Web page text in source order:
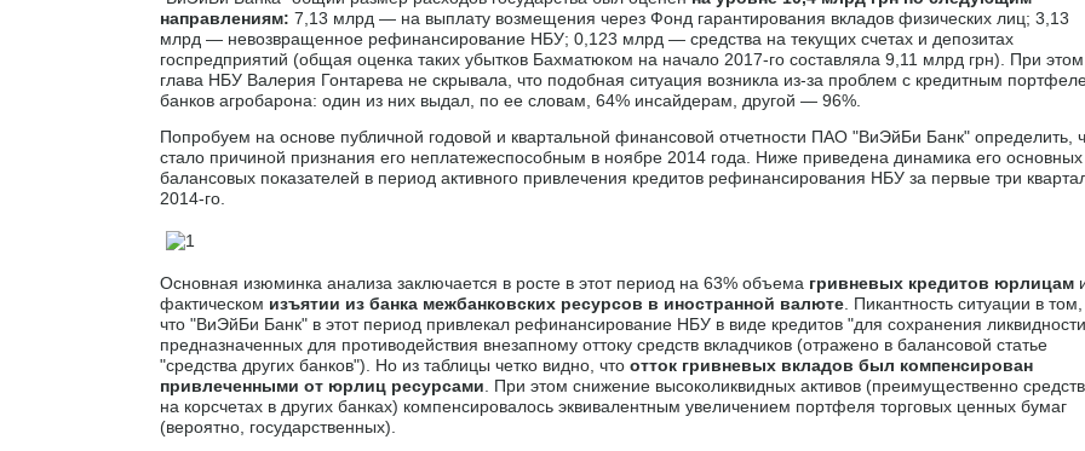
направлениям: 7,13 млрд — на выплату возмещения через Фонд гарантирования вкладов физических лиц; 3,13
млрд — невозвращенное рефинансирование НБУ; 0,123 млрд — средства на текущих счетах и депозитах
госпредприятий (общая оценка таких убытков Бахматюком на начало 2017-го составляла 9,11 млрд грн). При этом
глава НБУ Валерия Гонтарева не скрывала, что подобная ситуация возникла из-за проблем с кредитным
банков агробарона: один из них выдал, по ее словам, 64% инсайдерам, другой — 96%.
Попробуем на основе публичной годовой и квартальной финансовой отчетности ПАО "ВиЭйБи Банк" определить,
стало причиной признания его неплатежеспособным в ноябре 2014 года. Ниже приведена динамика его основных
балансовых показателей в период активного привлечения кредитов рефинансирования НБУ за первые три
2014-го.
Основная изюминка анализа заключается в росте в этот период на 63% объема гривневых кредитов юрлицам
фактическом изъятии из банка межбанковских ресурсов в иностранной валюте . Пикантность ситуации в том,
что "ВиЭйБи Банк" в этот период привлекал рефинансирование НБУ в виде кредитов "для сохранения
предназначенных для противодействия внезапному оттоку средств вкладчиков (отражено в балансовой статье
"средства других банков"). Но из таблицы четко видно, что отток гривневых вкладов был компенсирован
привлеченными от юрлиц ресурсами . При этом снижение высоколиквидных активов (преимущественно средств
на корсчетах в других банках) компенсировалось эквивалентным увеличением портфеля торговых ценных бумаг
(вероятно, государственных).